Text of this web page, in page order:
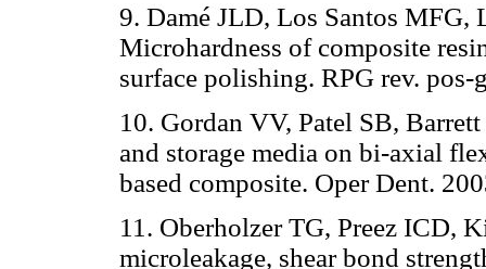
9. Damé JLD, Los Santos MFG,
Microhardness of composite
surface polishing. RPG rev.
10. Gordan VV, Patel SB,
and storage media on bi-axial
based composite. Oper
11. Oberholzer TG, Preez ICD,
microleakage, shear bond